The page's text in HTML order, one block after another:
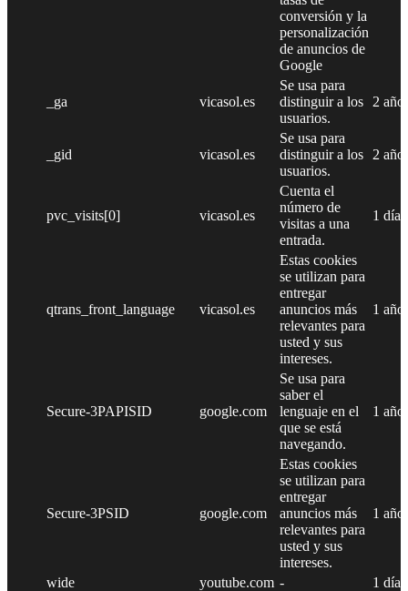
conversión y la
personalización
de anuncios de
Google
_ga vicasol.es
Se usa para
distinguir a los
usuarios.
2
_gid vicasol.es
Se usa para
distinguir a los
usuarios.
2
pvc_visits[0] vicasol.es
Cuenta el
número de
visitas a una
entrada.
1 día
qtrans_front_language vicasol.es
Estas cookies
se utilizan para
entregar
anuncios más
relevantes para
usted y sus
intereses.
1 año
Secure-3PAPISID google.com
Se usa para
saber el
lenguaje en el
que se está
navegando.
1 año
Secure-3PSID google.com
Estas cookies
se utilizan para
entregar
anuncios más
relevantes para
usted y sus
intereses.
1 año
wide youtube.com - 1 día